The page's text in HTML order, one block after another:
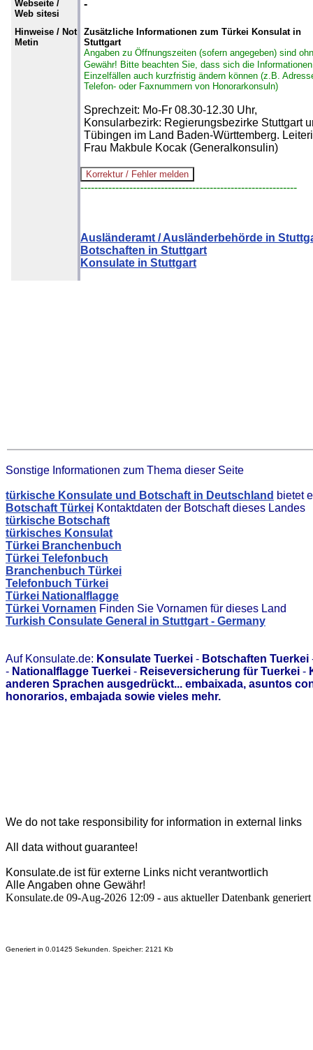
Webseite /
Web sitesi
-
Hinweise / Not
Metin
Zusätzliche Informationen zum Türkei Konsulat in
Stuttgart
Angaben zu Öffnungszeiten (sofern angegeben) sind
Gewähr! Bitte beachten Sie, dass sich die
Einzelfällen auch kurzfristig ändern können (z.B.
Telefon- oder Faxnummern von Honorarkonsuln)
Sprechzeit: Mo-Fr 08.30-12.30 Uhr,
Konsularbezirk: Regierungsbezirke Stuttgart
Tübingen im Land Baden-Württemberg.
Frau Makbule Kocak (Generalkonsulin)
--------------------------------------------------------------
Ausländeramt / Ausländerbehörde in
Botschaften in Stuttgart
Konsulate in Stuttgart
Sonstige Informationen zum Thema dieser Seite
türkische Konsulate und Botschaft in Deutschland bietet
Botschaft Türkei Kontaktdaten der Botschaft dieses Landes
türkische Botschaft
türkisches Konsulat
Türkei Branchenbuch
Türkei Telefonbuch
Branchenbuch Türkei
Telefonbuch Türkei
Türkei Nationalflagge
Türkei Vornamen Finden Sie Vornamen für dieses Land
Turkish Consulate General in Stuttgart - Germany
Auf Konsulate.de: Konsulate Tuerkei - Botschaften Tuerkei
- Nationalflagge Tuerkei - Reiseversicherung für Tuerkei -
anderen Sprachen ausgedrückt... embaixada, asuntos
honorarios, embajada sowie vieles mehr.
We do not take responsibility for information in external links
All data without guarantee!
Konsulate.de ist für externe Links nicht verantwortlich
Alle Angaben ohne Gewähr!
Konsulate.de 09-Aug-2026 12:09 - aus aktueller Datenbank generiert
Generiert in 0.01425 Sekunden. Speicher: 2121 Kb